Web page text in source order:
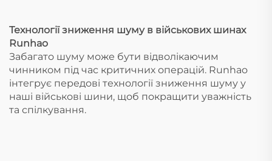
Технології зниження шуму в військових шинах
Runhao
Забагато шуму може бути відволікаючим
чинником під час критичних операцій. Runhao
інтегрує передові технології зниження шуму у
наші військові шини, щоб покращити уважність
та спілкування.